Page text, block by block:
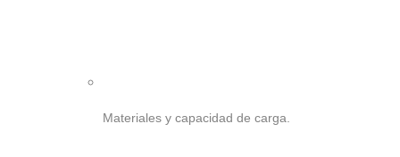
Materiales y capacidad de carga.